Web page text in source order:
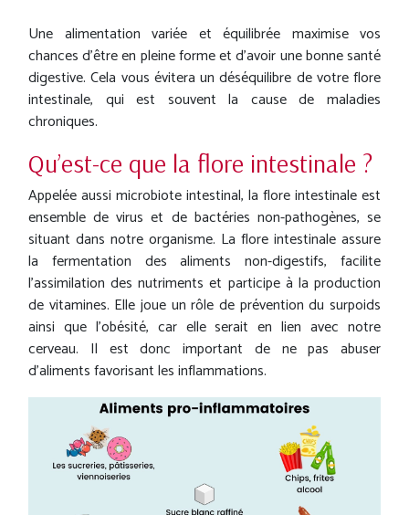
Une alimentation variée et équilibrée maximise vos
chances d’être en pleine forme et d’avoir une bonne santé
digestive. Cela vous évitera un déséquilibre de votre flore
intestinale, qui est souvent la cause de maladies
chroniques.
Qu’est-ce que la flore intestinale ?
Appelée aussi microbiote intestinal, la flore intestinale est
ensemble de virus et de bactéries non-pathogènes, se
situant dans notre organisme. La flore intestinale assure
la fermentation des aliments non-digestifs, facilite
l’assimilation des nutriments et participe à la production
de vitamines. Elle joue un rôle de prévention du surpoids
ainsi que l’obésité, car elle serait en lien avec notre
cerveau. Il est donc important de ne pas abuser
d’aliments favorisant les inflammations.